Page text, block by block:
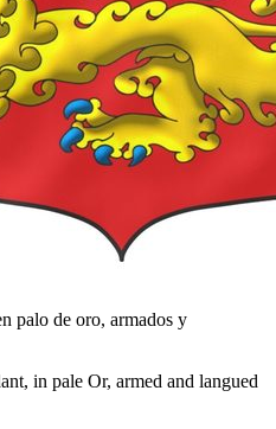
palo de oro, armados y
in pale Or, armed and langued